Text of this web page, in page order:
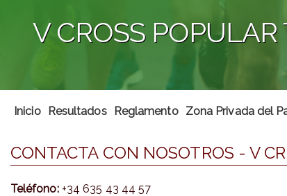
V CROSS
Inicio Resultados Reglamento Zona Privada del
CONTACTA CON NOSOTROS - V
Teléfono:+34 635 43 44 57